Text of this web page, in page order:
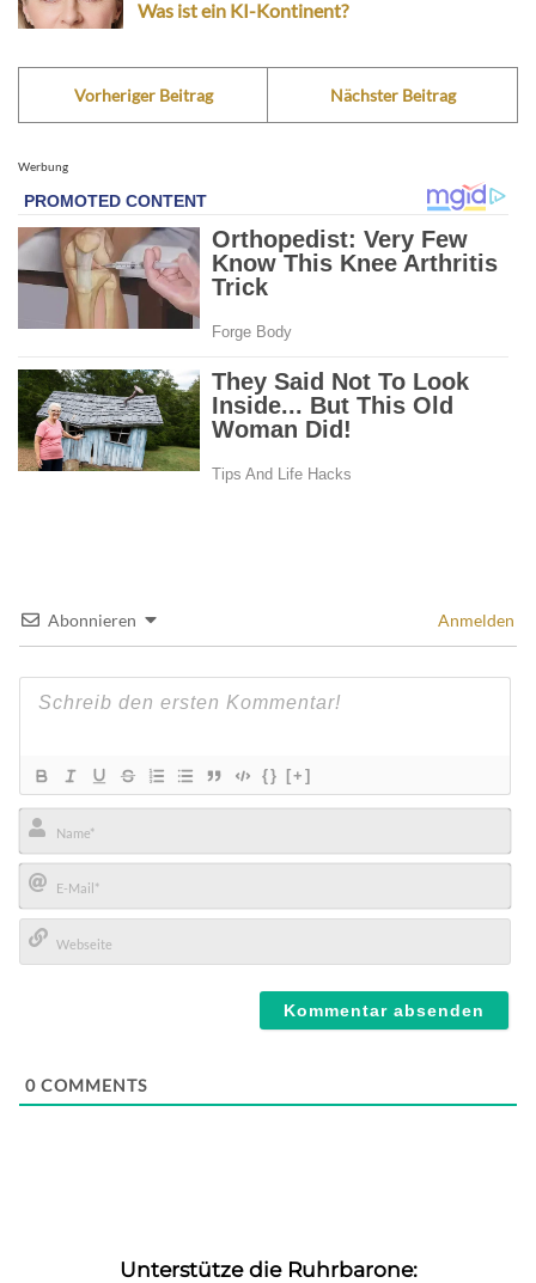
Was ist ein KI-Kontinent?
Vorheriger Beitrag Nächster Beitrag
Werbung
Abonnieren Anmelden
{} [+]
Name*
E-
Mail*
0 COMMENTS
Unterstütze die Ruhrbarone: